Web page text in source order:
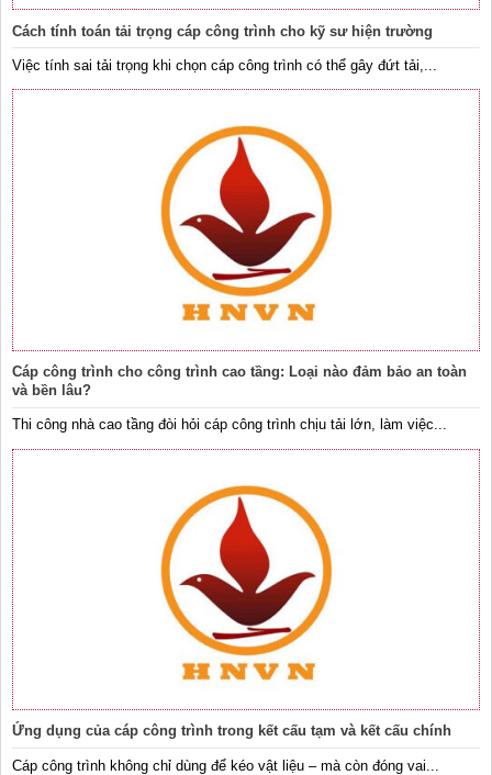
Cách tính toán tải trọng cáp công trình cho kỹ sư hiện trường
Việc tính sai tải trọng khi chọn cáp công trình có thể gây đứt tải,...
Cáp công trình cho công trình cao tầng: Loại nào đảm bảo an toàn
và bền lâu?
Thi công nhà cao tầng đòi hỏi cáp công trình chịu tải lớn, làm việc...
Ứng dụng của cáp công trình trong kết cấu tạm và kết cấu chính
Cáp công trình không chỉ dùng để kéo vật liệu – mà còn đóng vai...